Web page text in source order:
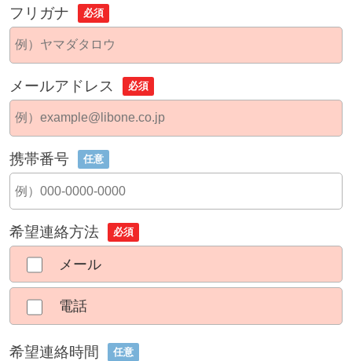
フリガナ 必須
メールアドレス 必須
携帯番号 任意
希望連絡方法 必須
メール
電話
希望連絡時間 任意